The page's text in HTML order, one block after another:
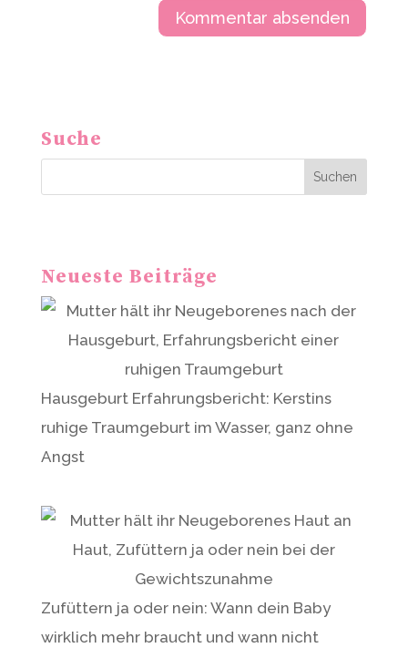
e
n
i
v
Suche
Suchen
Neueste Beiträge
Hausgeburt Erfahrungsbericht: Kerstins
ruhige Traumgeburt im Wasser, ganz ohne
Angst
Zufüttern ja oder nein: Wann dein Baby
wirklich mehr braucht und wann nicht